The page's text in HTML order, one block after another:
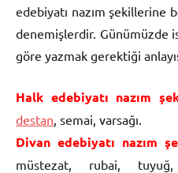
edebiyatı nazım şekillerine
denemişlerdir. Günümüzde
göre yazmak gerektiği
Halk edebiyatı nazım
destan , semai, varsağı.
Divan edebiyatı nazım
müstezat, rubai,